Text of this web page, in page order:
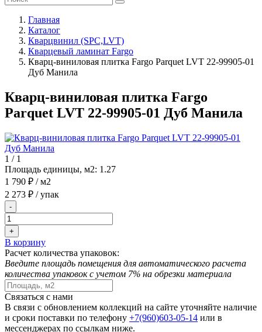
Главная
Каталог
Кварцвинил (SPC,LVT)
Кварцевый ламинат Fargo
Кварц-виниловая плитка Fargo Parquet LVT 22-99905-01
Дуб Манила
Кварц-виниловая плитка Fargo
Parquet LVT 22-99905-01 Дуб Манила
1 / 1
Площадь единицы, м2: 1.27
1 790 ₽ / м2
2 273 ₽ / упак
-
+
В корзину
Расчет количества упаковок:
Введите площадь помещения для автоматического расчета
количества упаковок с учетом 7% на обрезки материала
Связаться с нами
В связи с обновлением коллекций на сайте уточняйте наличие
и сроки поставки по телефону +7(960)603-05-14 или в
мессенджерах по ссылкам ниже.